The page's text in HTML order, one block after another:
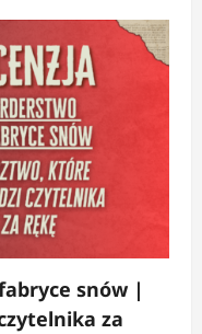
snów |
za